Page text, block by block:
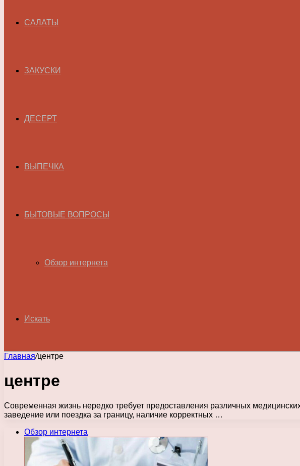
САЛАТЫ
ЗАКУСКИ
ДЕСЕРТ
ВЫПЕЧКА
БЫТОВЫЕ ВОПРОСЫ
Обзор интернета
Искать
Главная/центре
центре
Современная жизнь нередко требует предоставления различных
заведение или поездка за границу, наличие корректных …
Обзор интернета